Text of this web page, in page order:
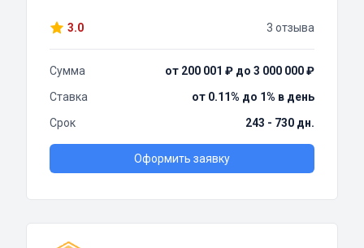
3.0 3 отзыва
Сумма
от 200 001 ₽ до 3 000 000 ₽
Ставка
от 0.11% до 1% в день
Срок
243 - 730 дн.
Оформить заявку